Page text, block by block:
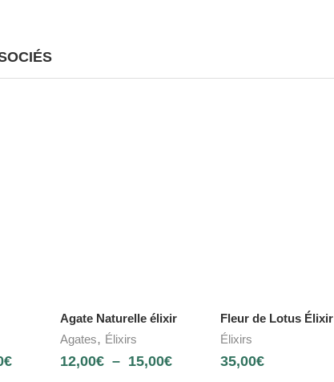
€
Agate Naturelle élixir
Agates, Élixirs
12,00€ – 15,00€
Fleur de Lotus Élixir
Élixirs
35,00€